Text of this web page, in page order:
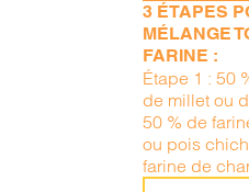
3 ÉTAPES
MÉLANGE
FARINE :
Étape 1 : 50
de millet ou
50 % de
ou pois
farine de